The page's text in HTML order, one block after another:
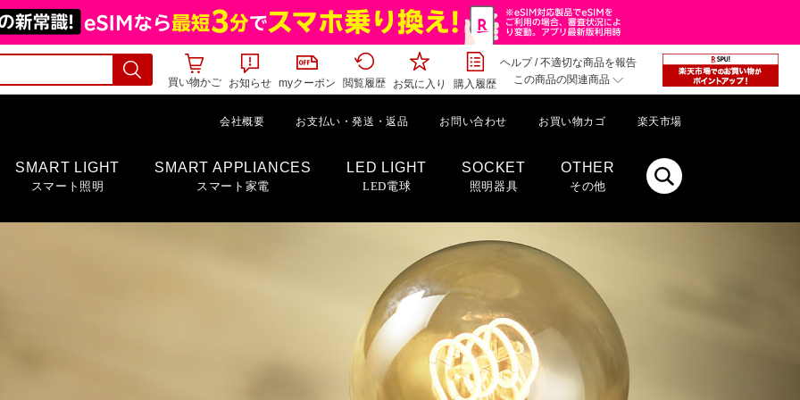
買い物かご お知らせ myクーポン 閲覧履歴 お気に入り 購入履歴
ヘルプ/不適切な商品を報告
この商品の関連商品